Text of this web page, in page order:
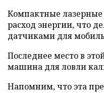
Компактные лазерные
расход энергии, что
датчиками для
Последнее место в
машина для ловли
Напомним, что эта